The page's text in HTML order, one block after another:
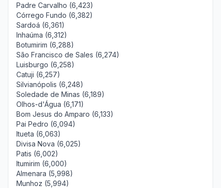
Padre Carvalho (6,423)
Córrego Fundo (6,382)
Sardoá (6,361)
Inhaúma (6,312)
Botumirim (6,288)
São Francisco de Sales (6,274)
Luisburgo (6,258)
Catuji (6,257)
Silvianópolis (6,248)
Soledade de Minas (6,189)
Olhos-d'Água (6,171)
Bom Jesus do Amparo (6,133)
Pai Pedro (6,094)
Itueta (6,063)
Divisa Nova (6,025)
Patis (6,002)
Itumirim (6,000)
Almenara (5,998)
Munhoz (5,994)